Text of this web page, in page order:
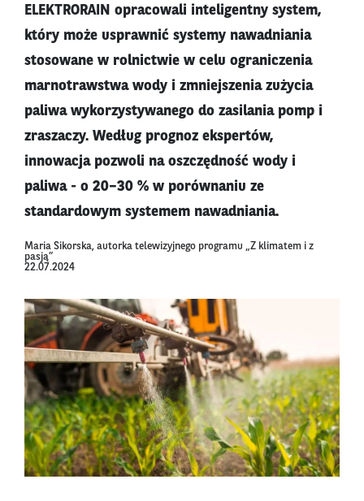
ELEKTRORAIN opracowali inteligentny system,
który może usprawnić systemy nawadniania
stosowane w rolnictwie w celu ograniczenia
marnotrawstwa wody i zmniejszenia zużycia
paliwa wykorzystywanego do zasilania pomp i
zraszaczy. Według prognoz ekspertów,
innowacja pozwoli na oszczędność wody i
paliwa - o 20–30 % w porównaniu ze
standardowym systemem nawadniania.
Maria Sikorska, autorka telewizyjnego programu „Z klimatem i z
pasją”
22.07.2024